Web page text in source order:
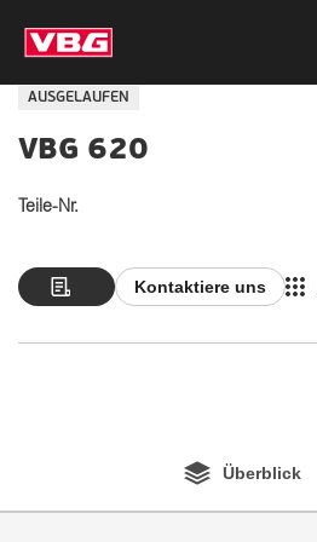
AUSGELAUFEN
VBG 620
Teile-Nr.
Kontaktiere uns
Überblick